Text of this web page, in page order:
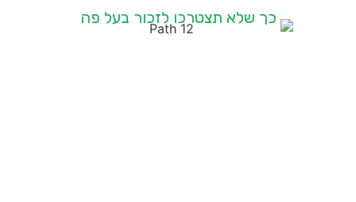
כך שלא תצטרכו לזכור בעל פה